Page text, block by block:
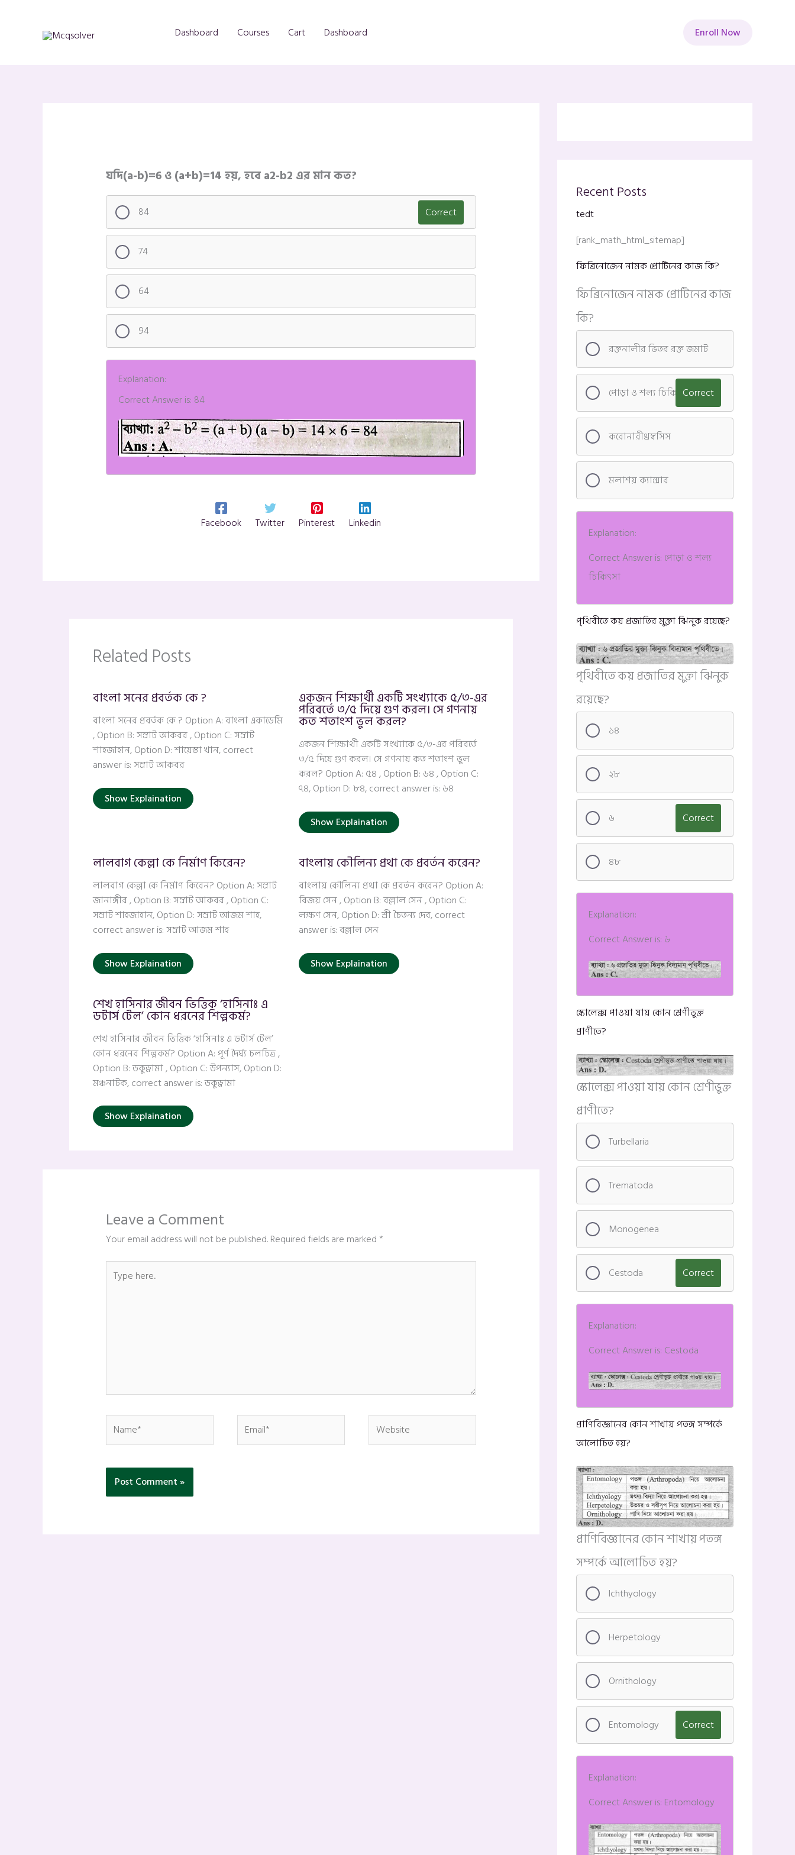
Dashboard Courses Cart Dashboard Enroll Now
যদি(a-b)=6 ও (a+b)=14 হয়, হবে a2-b2 এর মান কত?
84 Correct
74
64
94
Explanation:
Correct Answer is: 84
Facebook Twitter Pinterest Linkedin
Related Posts
বাংলা সনের প্রবর্তক কে ?
বাংলা সনের প্রবর্তক কে ? Option A: বাংলা একাডেমি
, Option B: সম্রাট আকবর , Option C: সম্রাট
শাহজাহান, Option D: শায়েস্তা খান, correct
answer is: সম্রাট আকবর
Show Explaination
একজন শিক্ষার্থী একটি সংখ্যাকে ৫/৩-এর
পরিবর্তে ৩/৫ দিয়ে গুণ করল। সে গণনায়
কত শতাংশ ভুল করল?
একজন শিক্ষার্থী একটি সংখ্যাকে ৫/৩-এর পরিবর্তে
৩/৫ দিয়ে গুণ করল। সে গণনায় কত শতাংশ ভুল
করল? Option A: ৫৪ , Option B: ৬৪ , Option C:
৭৪, Option D: ৮৪, correct answer is: ৬৪
Show Explaination
লালবাগ কেল্লা কে নির্মাণ কিরেন?
লালবাগ কেল্লা কে নির্মাণ কিরেন? Option A: সম্রাট
জানাঙ্গীর , Option B: সম্রাট আকবর , Option C:
সম্রাট শাহজাহান, Option D: সম্রাট আজম শাহ,
correct answer is: সম্রাট আজম শাহ
Show Explaination
বাংলায় কৌলিন্য প্রথা কে প্রবর্তন করেন?
বাংলায় কৌলিন্য প্রথা কে প্রবর্তন করেন? Option A:
বিজয় সেন , Option B: বল্লাল সেন , Option C:
লক্ষণ সেন, Option D: শ্রী চৈতন্য দেব, correct
answer is: বল্লাল সেন
Show Explaination
শেখ হাসিনার জীবন ভিত্তিক ‘হাসিনাঃ এ
ডটার্স টেল’ কোন ধরনের শিল্পকর্ম?
শেখ হাসিনার জীবন ভিত্তিক ‘হাসিনাঃ এ ডটার্স টেল’
কোন ধরনের শিল্পকর্ম? Option A: পূর্ণ দৈর্ঘ্য চলচিত্র ,
Option B: ডকুড্রামা , Option C: উপন্যাস, Option D:
মঞ্চনাটক, correct answer is: ডকুড্রামা
Show Explaination
Leave a Comment
Your email address will not be published. Required fields are marked *
here..
Recent Posts
tedt
[rank_math_html_sitemap]
ফিব্রিনোজেন নামক প্রোটিনের কাজ কি?
ফিব্রিনোজেন নামক প্রোটিনের কাজ
কি?
রক্তনালীর ভিতর রক্ত জমাট
পোড়া ও শল্য চিকিৎসাCorrect
করোনারীথ্রম্বসিস
মলাশয় ক্যান্সার
Explanation:
Correct Answer is: পোড়া ও শল্য
চিকিৎসা
পৃথিবীতে কয় প্রজাতির মুক্তা ঝিনুক রয়েছে?
পৃথিবীতে কয় প্রজাতির মুক্তা ঝিনুক
রয়েছে?
১৪
২৮
৬ Correct
৪৮
Explanation:
Correct Answer is: ৬
স্কোলেক্স পাওয়া যায় কোন শ্রেণীভুক্ত
প্রাণীতে?
স্কোলেক্স পাওয়া যায় কোন শ্রেণীভুক্ত
প্রাণীতে?
Turbellaria
Trematoda
Monogenea
Cestoda Correct
Explanation:
Correct Answer is: Cestoda
প্রাণিবিজ্ঞানের কোন শাখায় পতঙ্গ সম্পর্কে
আলোচিত হয়?
প্রাণিবিজ্ঞানের কোন শাখায় পতঙ্গ
সম্পর্কে আলোচিত হয়?
Ichthyology
Herpetology
Ornithology
Entomology Correct
Explanation:
Correct Answer is: Entomology